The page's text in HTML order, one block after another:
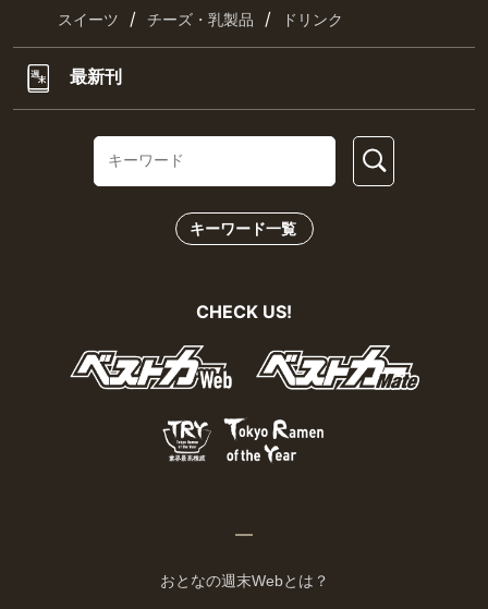
スイーツ / チーズ・乳製品 / ドリンク
最新刊
キーワード一覧
CHECK US!
おとなの週末Webとは？